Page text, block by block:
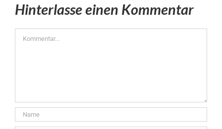
Hinterlasse einen Kommentar